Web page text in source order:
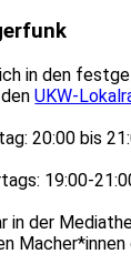
in den
denUKW-
20:00 bis
19:00-
in der